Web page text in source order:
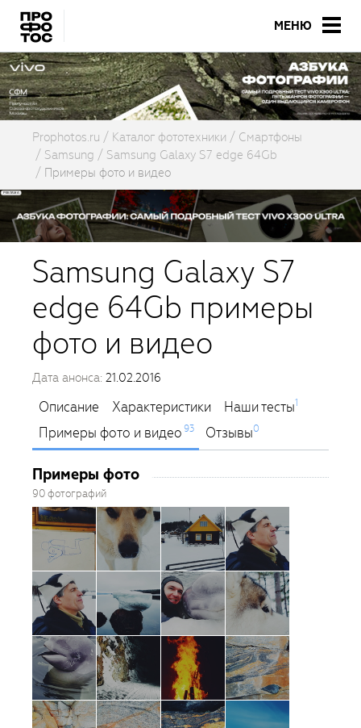
МЕНЮ
Prophotos.ru Каталог фототехники
Смартфоны
Samsung
Samsung Galaxy S7 edge 64Gb
Примеры фото и видео
Samsung Galaxy S7
edge 64Gb примеры
фото и видео
Дата анонса: 21.02.2016
Описание Характеристики Наши тесты1
Примеры фото и видео 93 Отзывы0
Примеры фото
90 фотографий